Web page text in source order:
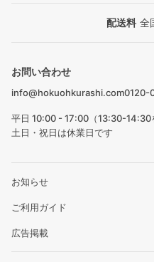
配送料 全
お問い合わせ
info@hokuohkurashi.com0120-
平日 10:00 - 17:00（13:30-14:30
土日・祝日は休業日です
お知らせ
ご利用ガイド
広告掲載